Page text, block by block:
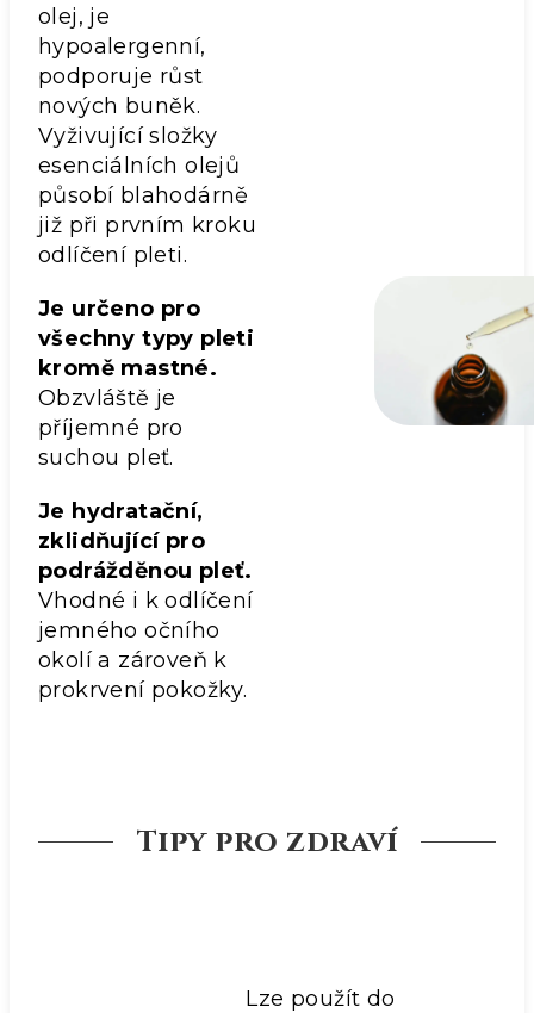
olej, je
hypoalergenní,
podporuje růst
nových buněk.
Vyživující složky
esenciálních olejů
působí blahodárně
již při prvním kroku
odlíčení pleti.
Je určeno pro
všechny typy pleti
kromě mastné.
Obzvláště je
příjemné pro
suchou pleť.
Je hydratační,
zklidňující pro
podrážděnou pleť.
Vhodné i k odlíčení
jemného očního
okolí a zároveň k
prokrvení pokožky.
Tipy pro zdraví
Lze použít do